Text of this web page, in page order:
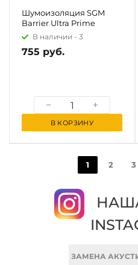
Шумоизоляция SGM
Barrier Ultra Prime
В наличии - 3
755 руб.
В КОРЗИНУ
1 2 3
ЗАМЕНА